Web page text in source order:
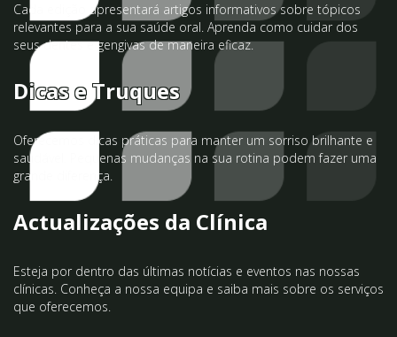
Cada edição apresentará artigos informativos sobre tópicos
relevantes para a sua saúde oral. Aprenda como cuidar dos
seus dentes e gengivas de maneira eficaz.
Dicas e Truques
Oferecemos dicas práticas para manter um sorriso brilhante e
saudável. Pequenas mudanças na sua rotina podem fazer uma
grande diferença.
Actualizações da Clínica
Esteja por dentro das últimas notícias e eventos nas nossas
clínicas. Conheça a nossa equipa e saiba mais sobre os serviços
que oferecemos.